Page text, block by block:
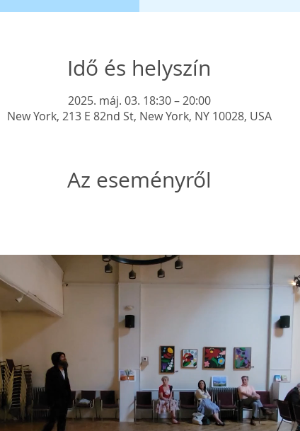
Idő és helyszín
2025. máj. 03. 18:30 – 20:00
New York, 213 E 82nd St, New York, NY 10028, USA
Az eseményről